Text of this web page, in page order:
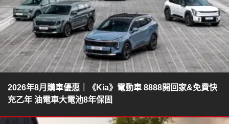
2026年8月購車優惠｜《Kia》電動車 8888開回家&免費快
充乙年 油電車大電池8年保固